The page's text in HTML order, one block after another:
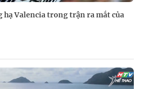
hạ Valencia trong trận ra mắt của